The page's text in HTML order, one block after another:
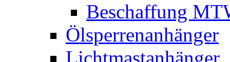
Beschaffung
Ölsperrenanhänger